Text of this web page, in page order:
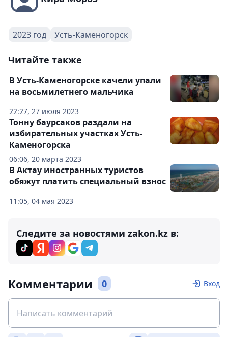
2023 год Усть-Каменогорск
Читайте также
22:27, 27 июля 2023
В Усть-Каменогорске качели упали
на восьмилетнего мальчика
06:06, 20 марта 2023
Тонну баурсаков раздали на
избирательных участках Усть-
Каменогорска
11:05, 04 мая 2023
В Актау иностранных туристов
обяжут платить специальный взнос
Следите за новостями zakon.kz в:
Комментарии 0 Вход